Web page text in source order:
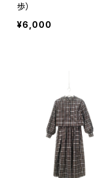
歩）
¥6,000